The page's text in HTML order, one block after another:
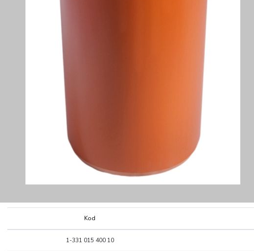
Kod
Kod
1-331 015 400 10